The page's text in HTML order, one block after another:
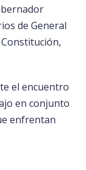
de General
el encuentro
en conjunto
enfrentan